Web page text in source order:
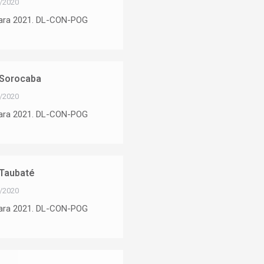
2021. DL-CON-POG
2021. DL-CON-POG
2021. DL-CON-POG